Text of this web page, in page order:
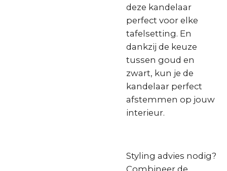
deze kandelaar
perfect voor elke
tafelsetting. En
dankzij de keuze
tussen goud en
zwart, kun je de
kandelaar perfect
afstemmen op jouw
interieur.
Styling advies nodig?